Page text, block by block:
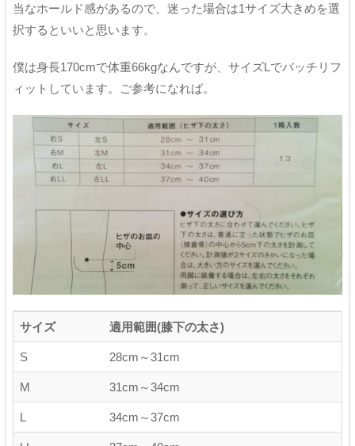
当なホールド感があるので、迷った場合は1サイズ大きめを選
択するといいと思います。
僕は身長170cmで体重66kgなんですが、サイズLでバッチリフ
ィットしています。ご参考になれば。
サイズ 適用範囲(膝下の太さ)
S 28cm～31cm
M 31cm～34cm
L 34cm～37cm